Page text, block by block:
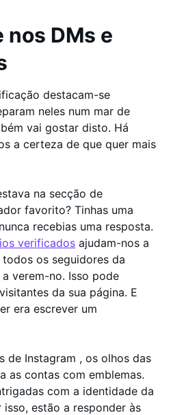
nos DMs e
destacam-se
neles num mar de
vai gostar disto. Há
a certeza de que quer mais
na secção de
favorito? Tinhas uma
recebias uma resposta.
verificados ajudam-nos a
os seguidores da
verem-no. Isso pode
da sua página. E
era escrever um
de Instagram , os olhos das
as contas com emblemas.
com a identidade da
isso, estão a responder às